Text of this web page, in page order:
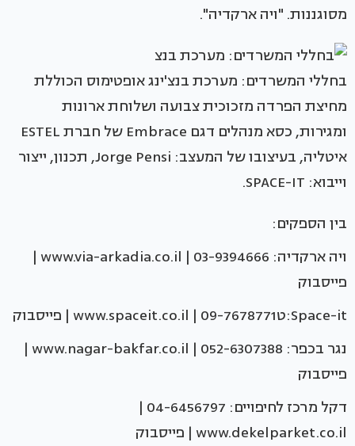
מסוגננות. "ויה ארקדיה".
בחללי המשרדים: מערכת בנצ'ינג אופטימוס הכוללת
מחיצת הפרדה מזכוכית צבועה ושלוחת ארונות
ומגירות, כסא מנהלים דגם Embrace של חברת ESTEL
איטליה, בעיצובו של המעצב: Jorge Pensi, תכנון, ייצור
וייבוא: SPACE-IT.
בין הספקים:
ויה ארקדיה: 03-9394666 | www.via-arkadia.co.il |
פייסבוק
Space-it:ט09-7678771 | www.spaceit.co.il | פייסבוק
נגר בכפר: 052-6307388 | www.nagar-bakfar.co.il |
פייסבוק
דקל מרכז לחיפויים: 04-6456797 |
www.dekelparket.co.il | פייסבוק